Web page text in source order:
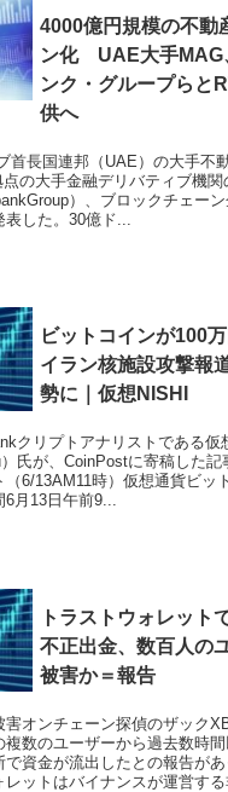
4000億円規模の不動
ン化 UAE大手MAG
ンク・グループらと
供へ
首長国連邦（UAE）の大手不
の大手金融デリバティブ機関
）、ブロックチェー
した。30億ド...
ビットコインが100万
イラン核施設攻撃報
勢に｜仮想NISHI
クリプトアナリストである仮
氏が、CoinPostに寄稿した記
6/13AM11時）仮想通貨ビッ
6月13日午前9...
トラストウォレット
不正出金、数百人の
被害か＝報告
オンチェーン探偵のザック
複数のユーザーから過去数時
で資金が流出したとの報告が
ットはバイナンスが運営する